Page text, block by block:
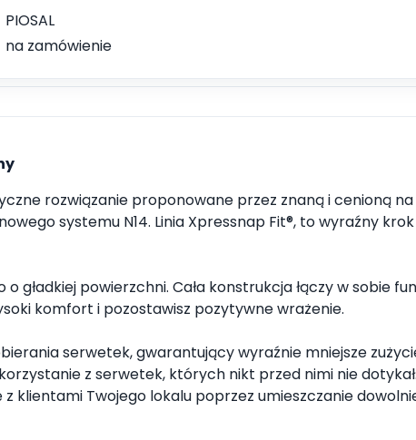
PIOSAL
na zamówienie
rozwiązanie proponowane przez znaną i cenioną
systemu N14. Linia Xpressnap Fit®, to wyraźny
gładkiej powierzchni. Cała konstrukcja łączy w sobie
komfort i pozostawisz pozytywne wrażenie.
serwetek, gwarantujący wyraźnie mniejsze
z serwetek, których nikt przed nimi nie
z klientami Twojego lokalu poprzez umieszczanie